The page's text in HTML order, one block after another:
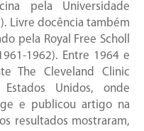
pela Universidade
Livre docência também
pela Royal Free Scholl
1962). Entre 1964 e
The Cleveland Clinic
Estados Unidos, onde
e publicou artigo na
resultados mostraram,